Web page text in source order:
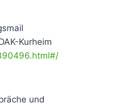
Kurheim
und